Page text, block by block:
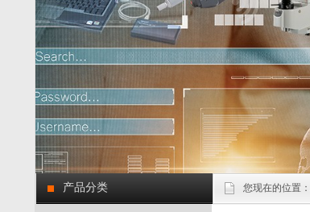
您现在的位置：
产品分类